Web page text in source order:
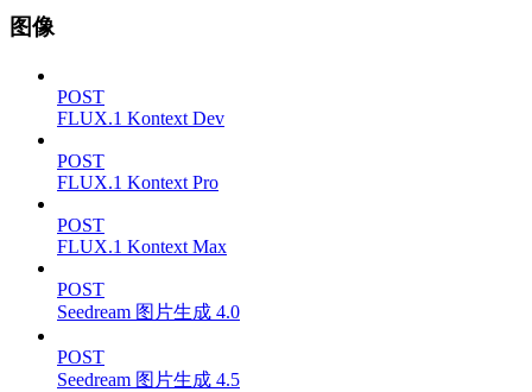
图像
POST
FLUX.1 Kontext Dev
POST
FLUX.1 Kontext Pro
POST
FLUX.1 Kontext Max
POST
Seedream 图片生成 4.0
POST
Seedream 图片生成 4.5